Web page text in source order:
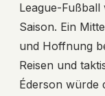
League-
Saison. Ein
und Hoffnung
Reisen und
Éderson würde